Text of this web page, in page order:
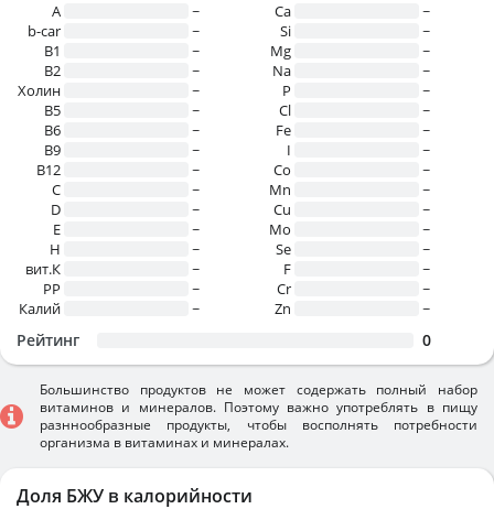
A
~
b-car
~
В1
~
B2
~
Холин
~
B5
~
B6
~
B9
~
B12
~
C
~
D
~
E
~
H
~
вит.К
~
PP
~
Калий
~
Ca
~
Si
~
Mg
~
Na
~
P
~
Cl
~
Fe
~
I
~
Co
~
Mn
~
Cu
~
Mo
~
Se
~
F
~
Cr
~
Zn
~
Рейтинг 0
Большинство продуктов не может содержать полный набор
витаминов и минералов. Поэтому важно употреблять в пищу
разннообразные продукты, чтобы восполнять потребности
организма в витаминах и минералах.
Доля БЖУ в калорийности